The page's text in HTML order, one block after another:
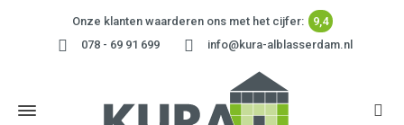
Onze klanten waarderen ons met het cijfer:
9,4
078 - 69 91 699
info@kura-alblasserdam.nl